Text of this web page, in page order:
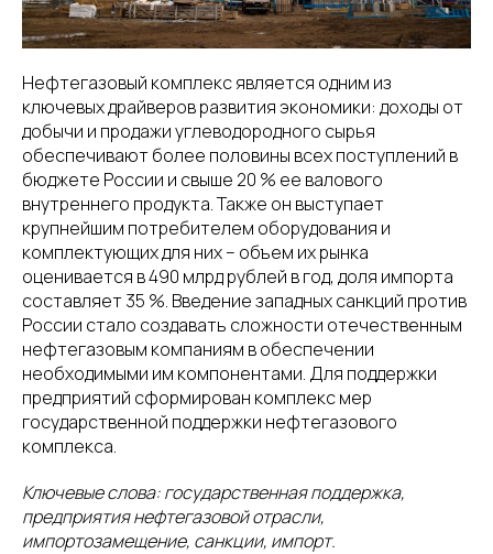
Нефтегазовый комплекс является одним из
ключевых драйверов развития экономики: доходы от
добычи и продажи углеводородного сырья
обеспечивают более половины всех поступлений в
бюджете России и свыше 20 % ее валового
внутреннего продукта. Также он выступает
крупнейшим потребителем оборудования и
комплектующих для них – объем их рынка
оценивается в 490 млрд рублей в год, доля импорта
составляет 35 %. Введение западных санкций против
России стало создавать сложности отечественным
нефтегазовым компаниям в обеспечении
необходимыми им компонентами. Для поддержки
предприятий сформирован комплекс мер
государственной поддержки нефтегазового
комплекса.
Ключевые слова: государственная поддержка,
предприятия нефтегазовой отрасли,
импортозамещение, санкции, импорт.